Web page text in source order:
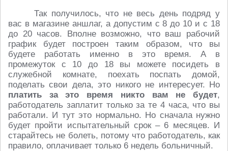
Так получилось, что не весь день подряд у
вас в магазине аншлаг, а допустим с 8 до 10 и с 18
до 20 часов. Вполне возможно, что ваш рабочий
график будет построен таким образом, что вы
будете работать именно в это время. А в
промежуток с 10 до 18 вы можете посидеть в
служебной комнате, поехать поспать домой,
поделать свои дела, это никого не интересует. Но
платить за это время никто вам не будет,
работодатель заплатит только за те 4 часа, что вы
работали. И тут это нормально. Но сначала нужно
будет пройти испытательный срок – 6 месяцев. И
старайтесь не болеть, потому что работодатель, как
правило, оплачивает только 6 недель больничный.